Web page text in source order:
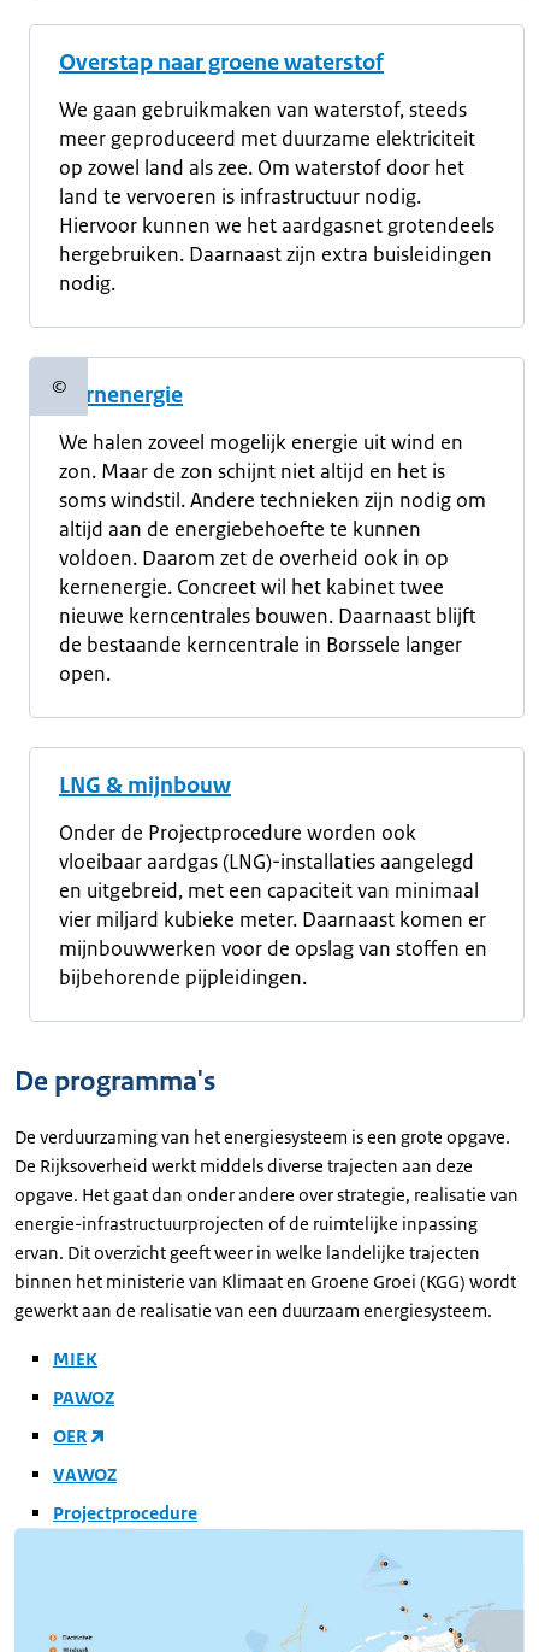
Overstap naar groene waterstof
We gaan gebruikmaken van waterstof, steeds
meer geproduceerd met duurzame elektriciteit
op zowel land als zee. Om waterstof door het
land te vervoeren is infrastructuur nodig.
Hiervoor kunnen we het aardgasnet grotendeels
hergebruiken. Daarnaast zijn extra buisleidingen
nodig.
©Copyrightinformatie
Kernenergie
We halen zoveel mogelijk energie uit wind en
zon. Maar de zon schijnt niet altijd en het is
soms windstil. Andere technieken zijn nodig om
altijd aan de energiebehoefte te kunnen
voldoen. Daarom zet de overheid ook in op
kernenergie. Concreet wil het kabinet twee
nieuwe kerncentrales bouwen. Daarnaast blijft
de bestaande kerncentrale in Borssele langer
open.
LNG & mijnbouw
Onder de Projectprocedure worden ook
vloeibaar aardgas (LNG)-installaties aangelegd
en uitgebreid, met een capaciteit van minimaal
vier miljard kubieke meter. Daarnaast komen er
mijnbouwwerken voor de opslag van stoffen en
bijbehorende pijpleidingen.
De programma's
De verduurzaming van het energiesysteem is een grote opgave.
De Rijksoverheid werkt middels diverse trajecten aan deze
opgave. Het gaat dan onder andere over strategie, realisatie van
energie-infrastructuurprojecten of de ruimtelijke inpassing
ervan. Dit overzicht geeft weer in welke landelijke trajecten
binnen het ministerie van Klimaat en Groene Groei (KGG) wordt
gewerkt aan de realisatie van een duurzaam energiesysteem.
MIEK
PAWOZ
OER
VAWOZ
Projectprocedure